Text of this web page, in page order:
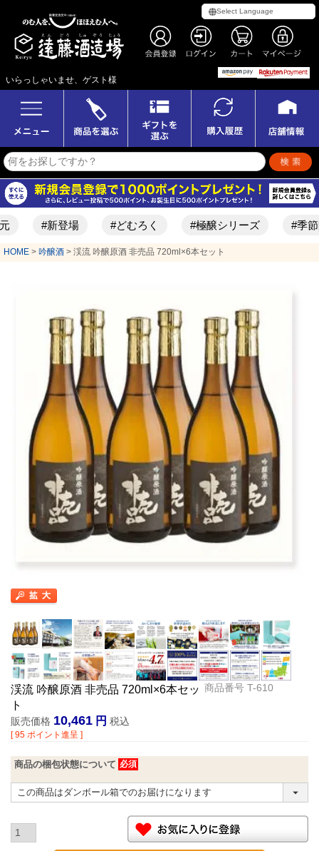
いらっしゃいませ、ゲスト様
新登場 #どむろく #極醸シリーズ #季節限定酒
HOME 吟醸酒 渓流 吟醸原酒 非売品 720ml×6本セット
渓流 吟醸原酒 非売品 720ml×6本セッ
ト
商品番号 T-610
販売価格 10,461 税込
[ 95 ポイント進呈 ]
商品の梱包状態について